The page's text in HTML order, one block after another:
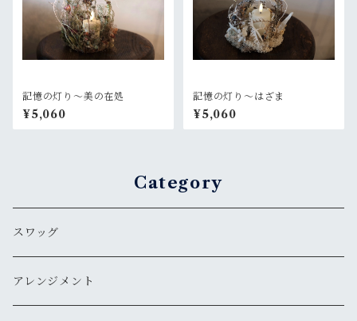
記憶の灯り〜美の在処
¥5,060
記憶の灯り〜はざま
¥5,060
Category
スワッグ
アレンジメント